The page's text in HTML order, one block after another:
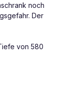
noch
Der
von 580